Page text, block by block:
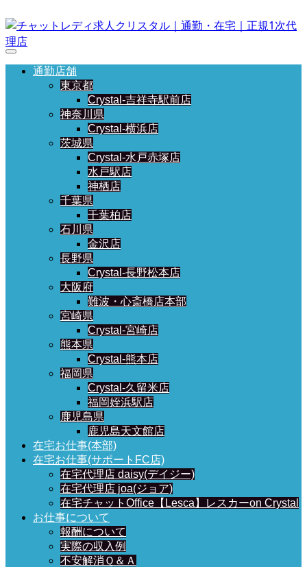
通勤店舗
東京都
Crystal-吉祥寺駅前店
神奈川県
Crystal-横浜店
茨城県
Crystal-水戸赤塚店
水戸駅店
神栖店
千葉県
千葉柏店
石川県
金沢店
長野県
Crystal-長野松本店
大阪府
難波・心斎橋店本部
宮崎県
Crystal-宮崎店
熊本県
Crystal-熊本店
福岡県
Crystal-久留米店
福岡姪浜駅店
鹿児島県
鹿児島天文館店
在宅お仕事(本部)
在宅お仕事(サポートFC店)
在宅代理店 daisy(デイジー)
在宅代理店 joa(ジョア)
在宅チャットOffice【Lesca】レスカーon Crystal
お仕事について
報酬について
実際の収入例
不安解消Ｑ＆Ａ